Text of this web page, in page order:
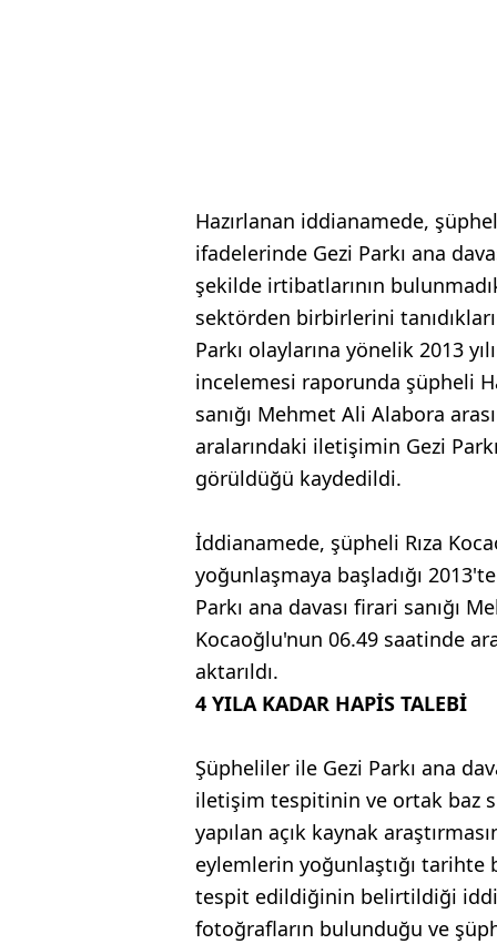
Hazırlanan iddianamede,
ifadelerinde Gezi Parkı ana
şekilde irtibatlarının
sektörden birbirlerini
Parkı olaylarına yönelik 2013
incelemesi raporunda şüpheli
sanığı Mehmet Ali Alabora
aralarındaki iletişimin Gezi
görüldüğü kaydedildi.
İddianamede, şüpheli Rıza
yoğunlaşmaya başladığı
Parkı ana davası firari sanığı
Kocaoğlu'nun 06.49 saatinde
aktarıldı.
4 YILA KADAR HAPİS TALEBİ
Şüpheliler ile Gezi Parkı ana
iletişim tespitinin ve ortak baz
yapılan açık kaynak
eylemlerin yoğunlaştığı tarihte
tespit edildiğinin belirtildiği
fotoğrafların bulunduğu ve